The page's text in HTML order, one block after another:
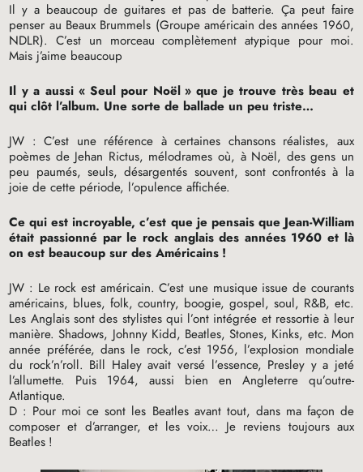
Il y a beaucoup de guitares et pas de batterie. Ça peut faire
penser au Beaux Brummels (Groupe américain des années 1960,
NDLR). C’est un morceau complètement atypique pour moi.
Mais j’aime beaucoup
Il y a aussi « Seul pour Noël » que je trouve très beau et
qui clôt l’album. Une sorte de ballade un peu triste…
JW : C’est une référence à certaines chansons réalistes, aux
poèmes de Jehan Rictus, mélodrames où, à Noël, des gens un
peu paumés, seuls, désargentés souvent, sont confrontés à la
joie de cette période, l’opulence affichée.
Ce qui est incroyable, c’est que je pensais que Jean-William
était passionné par le rock anglais des années 1960 et là
on est beaucoup sur des Américains !
JW : Le rock est américain. C’est une musique issue de courants
américains, blues, folk, country, boogie, gospel, soul, R&B, etc.
Les Anglais sont des stylistes qui l’ont intégrée et ressortie à leur
manière. Shadows, Johnny Kidd, Beatles, Stones, Kinks, etc. Mon
année préférée, dans le rock, c’est 1956, l’explosion mondiale
du rock’n’roll. Bill Haley avait versé l’essence, Presley y a jeté
l’allumette. Puis 1964, aussi bien en Angleterre qu’outre-
Atlantique.
D : Pour moi ce sont les Beatles avant tout, dans ma façon de
composer et d’arranger, et les voix… Je reviens toujours aux
Beatles !